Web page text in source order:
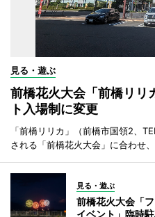
見る・遊ぶ
前橋花火大会「前橋リ
ト入場制に変更
「前橋リリカ」（前橋市国領2、
される「前橋花火大会」に合わせ、
見る・遊ぶ
前橋花火大会「
イベント」臨時